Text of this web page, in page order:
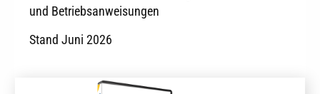
und Betriebsanweisungen
Stand Juni 2026